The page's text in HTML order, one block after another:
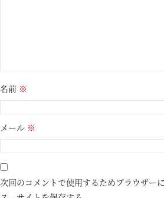
名前 ※
メール ※
次回のコメントで使用するためブラウザー